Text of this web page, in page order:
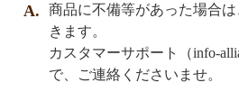
商品に不備等があった場合
きます。
カスタマーサポート（info-
で、ご連絡くださいませ。